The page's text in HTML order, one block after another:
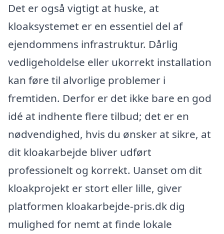
Det er også vigtigt at huske, at
kloaksystemet er en essentiel del af
ejendommens infrastruktur. Dårlig
vedligeholdelse eller ukorrekt installation
kan føre til alvorlige problemer i
fremtiden. Derfor er det ikke bare en god
idé at indhente flere tilbud; det er en
nødvendighed, hvis du ønsker at sikre, at
dit kloakarbejde bliver udført
professionelt og korrekt. Uanset om dit
kloakprojekt er stort eller lille, giver
platformen kloakarbejde-pris.dk dig
mulighed for nemt at finde lokale